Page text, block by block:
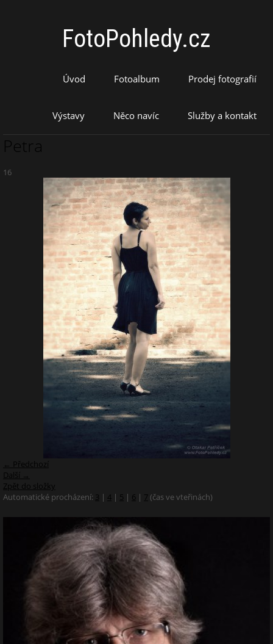
FotoPohledy.cz
Úvod Fotoalbum Prodej fotografií
Výstavy Něco navíc Služby a kontakt
Petra
16
← Předchozí
Další →
Zpět do složky
Automatické procházení: 3 | 4 | 5 | 6 | 7 (čas ve vteřinách)